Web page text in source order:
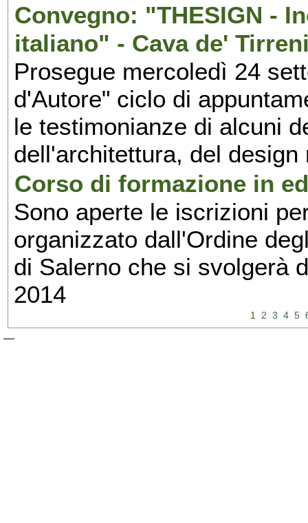
Convegno: "THESIGN -
italiano" - Cava de'
Prosegue mercoledì 24
d'Autore" ciclo di
le testimonianze di alcuni
dell'architettura, del
Corso di formazione in
Sono aperte le iscrizioni
organizzato dall'Ordine
di Salerno che si svolgerà
2014
1 2 3 4 5